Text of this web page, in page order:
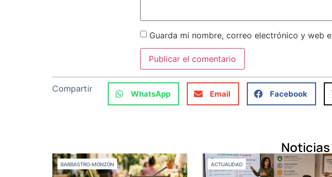
Guarda mi nombre, correo electrónico y web
Compartir WhatsApp Email Facebook
BARBASTRO-MONZÓN ACTUALIDAD